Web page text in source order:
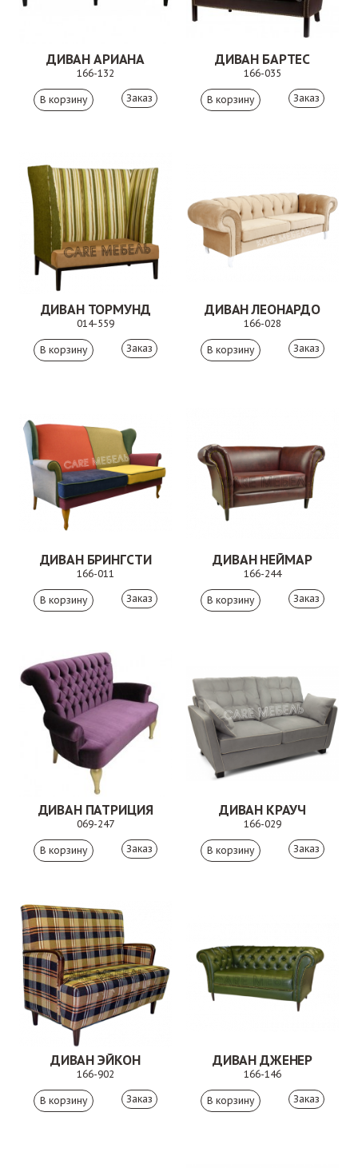
ДИВАН АРИАНА
166-132
Заказ
ДИВАН БАРТЕС
166-035
Заказ
ДИВАН ТОРМУНД
014-559
Заказ
ДИВАН ЛЕОНАРДО
166-028
Заказ
ДИВАН БРИНГСТИ
166-011
Заказ
ДИВАН НЕЙМАР
166-244
Заказ
ДИВАН ПАТРИЦИЯ
069-247
Заказ
ДИВАН КРАУЧ
166-029
Заказ
ДИВАН ЭЙКОН
166-902
Заказ
ДИВАН ДЖЕНЕР
166-146
Заказ